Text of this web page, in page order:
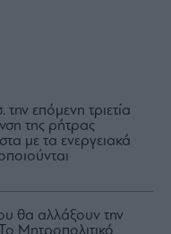
την επόμενη τριετία
της ρήτρας
με τα ενεργειακά
θα αλλάξουν την